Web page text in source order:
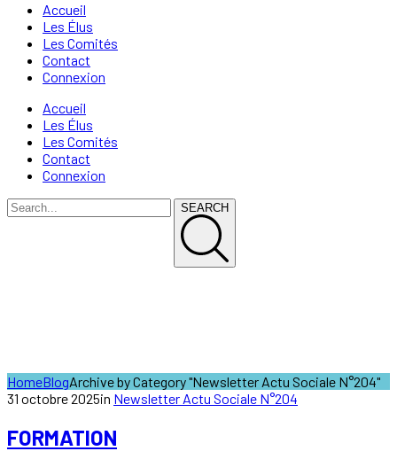
Accueil
Les Élus
Les Comités
Contact
Connexion
Accueil
Les Élus
Les Comités
Contact
Connexion
SEARCH
HomeBlogArchive by Category "Newsletter Actu Sociale N°204"
31 octobre 2025in Newsletter Actu Sociale N°204
FORMATION